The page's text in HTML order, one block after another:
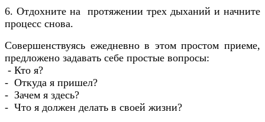
6. Отдохните на протяжении трех дыханий и начните
процесс снова.
Совершенствуясь ежедневно в этом простом приеме,
предложено задавать себе простые вопросы:
- Кто я?
- Откуда я пришел?
- Зачем я здесь?
- Что я должен делать в своей жизни?